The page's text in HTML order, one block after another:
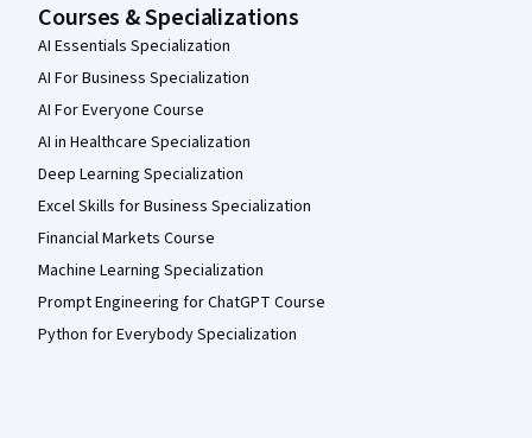
Courses & Specializations
AI Essentials Specialization
AI For Business Specialization
AI For Everyone Course
AI in Healthcare Specialization
Deep Learning Specialization
Excel Skills for Business Specialization
Financial Markets Course
Machine Learning Specialization
Prompt Engineering for ChatGPT Course
Python for Everybody Specialization